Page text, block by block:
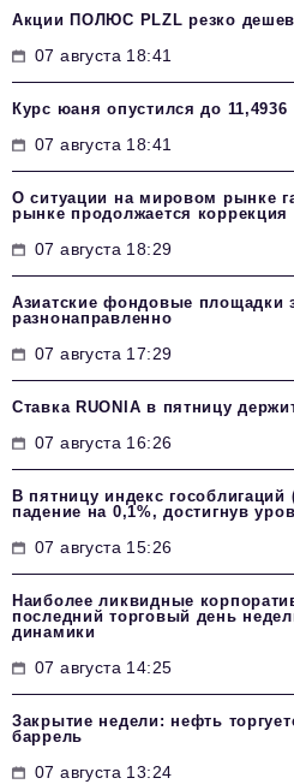
Акции ПОЛЮС PLZL резко
07 августа 18:41
Курс юаня опустился до 11,4936
07 августа 18:41
О ситуации на мировом рынке
рынке продолжается коррекция
07 августа 18:29
Азиатские фондовые площадки
разнонаправленно
07 августа 17:29
Ставка RUONIA в пятницу
07 августа 16:26
В пятницу индекс гособлигаций
падение на 0,1%, достигнув
07 августа 15:26
Наиболее ликвидные
последний торговый день
динамики
07 августа 14:25
Закрытие недели: нефть
баррель
07 августа 13:24